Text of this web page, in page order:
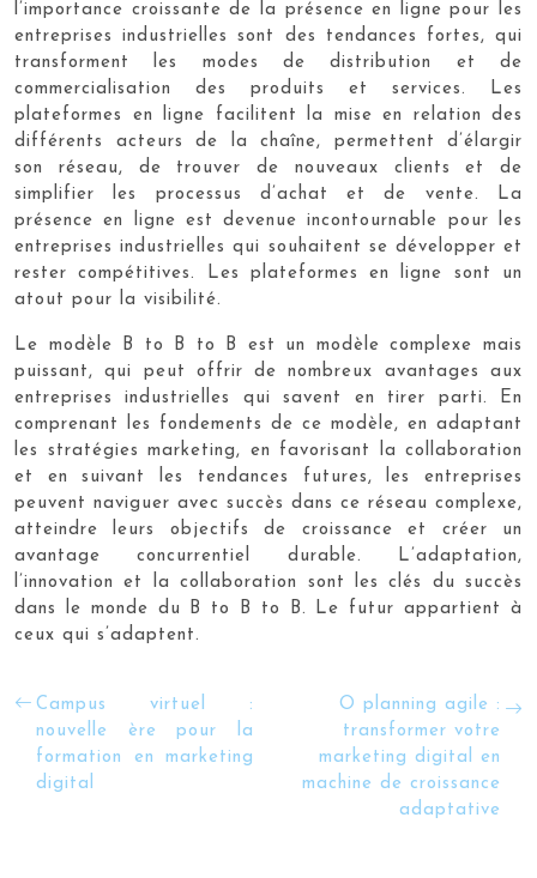
l’importance croissante de la présence en ligne pour les
entreprises industrielles sont des tendances fortes, qui
transforment les modes de distribution et de
commercialisation des produits et services. Les
plateformes en ligne facilitent la mise en relation des
différents acteurs de la chaîne, permettent d’élargir
son réseau, de trouver de nouveaux clients et de
simplifier les processus d’achat et de vente. La
présence en ligne est devenue incontournable pour les
entreprises industrielles qui souhaitent se développer et
rester compétitives. Les plateformes en ligne sont un
atout pour la visibilité.
Le modèle B to B to B est un modèle complexe mais
puissant, qui peut offrir de nombreux avantages aux
entreprises industrielles qui savent en tirer parti. En
comprenant les fondements de ce modèle, en adaptant
les stratégies marketing, en favorisant la collaboration
et en suivant les tendances futures, les entreprises
peuvent naviguer avec succès dans ce réseau complexe,
atteindre leurs objectifs de croissance et créer un
avantage concurrentiel durable. L’adaptation,
l’innovation et la collaboration sont les clés du succès
dans le monde du B to B to B. Le futur appartient à
ceux qui s’adaptent.
Campus virtuel :
nouvelle ère pour la
formation en marketing
digital
O planning agile :
transformer votre
marketing digital en
machine de croissance
adaptative